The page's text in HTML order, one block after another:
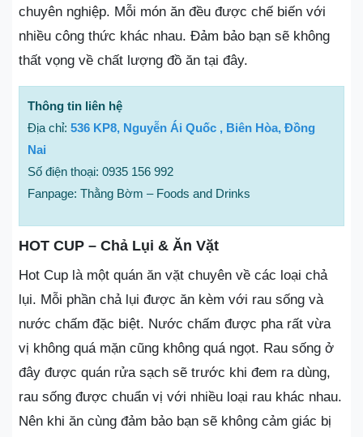
chuyên nghiệp. Mỗi món ăn đều được chế biến với
nhiều công thức khác nhau. Đảm bảo bạn sẽ không
thất vọng về chất lượng đồ ăn tại đây.
Thông tin liên hệ
Địa chỉ: 536 KP8, Nguyễn Ái Quốc , Biên Hòa, Đồng
Nai
Số điện thoại: 0935 156 992
Fanpage: Thằng Bờm – Foods and Drinks
HOT CUP – Chả Lụi & Ăn Vặt
Hot Cup là một quán ăn vặt chuyên về các loại chả
lụi. Mỗi phần chả lụi được ăn kèm với rau sống và
nước chấm đặc biệt. Nước chấm được pha rất vừa
vị không quá mặn cũng không quá ngọt. Rau sống ở
đây được quán rửa sạch sẽ trước khi đem ra dùng,
rau sống được chuẩn vị với nhiều loại rau khác nhau.
Nên khi ăn cùng đảm bảo bạn sẽ không cảm giác bị